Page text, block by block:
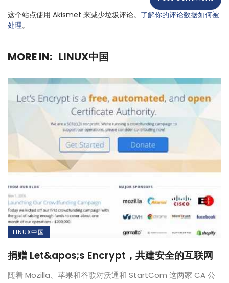
这个站点使用 Akismet 来减少垃圾评论。 了解你的评论数据如何被
处理。
MORE IN: LINUX中国
LINUX中国
捐赠 Let&apos;s Encrypt，共建安全的互联网
随着 Mozilla、苹果和谷歌对沃通和 StartCom 这两家 CA 公